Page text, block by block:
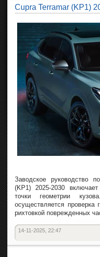
Cupra Terramar (KP1)
Заводское руководство
(KP1) 2025-2030
точки геометрии
осуществляется
рихтовкой поврежденных
14-11-2025, 22:47